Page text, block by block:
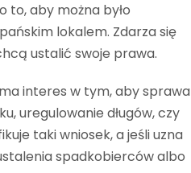
to, aby można było
lokalem. Zdarza się
ustalić swoje prawa.
interes w tym, aby sprawa
uregulowanie długów, czy
taki wniosek, a jeśli uzna
spadkobierców albo